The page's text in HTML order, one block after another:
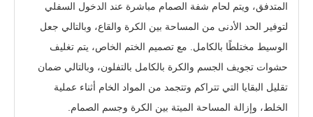
المتدفق، ويتم لحام شفة الصمام مباشرة عند الدخول السفلي
لتوفير الحد الأدنى من المساحة بين الكرة والقاع، وبالتالي جعل
الوسيط مختلطًا بالكامل. مع تصميم الختم الخاص، يتم تغليف
حشوات تجويف الجسم والكرة بالكامل بالتفلون، وبالتالي ضمان
تقليل البقايا التي تتراكم وتتجمد من المواد الخام أثناء عملية
الخلط، وإزالة المساحة الميتة بين الكرة وجسم الصمام.